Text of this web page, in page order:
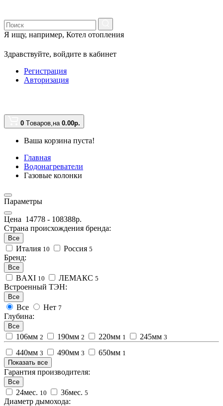
Я ищу, например, Котел отопления
Здравствуйте, войдите в кабинет
Регистрация
Авторизация
0 Tоваров, на 0.00р.
Ваша корзина пуста!
Главная
Водонагреватели
Газовые колонки
Параметры
Цена 14778 - 108388р.
Страна происхождения бренда:
Все
Италия 10 Россия 5
Бренд:
Все
BAXI 10 ЛЕМАКС 5
Встроенный ТЭН:
Все
Все Нет 7
Глубина:
Все
106мм 2 190мм 2 220мм 1 245мм 3
440мм 3 490мм 3 650мм 1
Показать все
Гарантия производителя:
Все
24мес. 10 36мес. 5
Диаметр дымохода: